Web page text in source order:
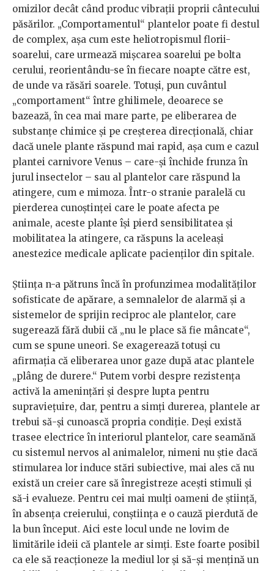
omizilor decât când produc vibrații proprii cântecului
păsărilor. „Comportamentul“ plantelor poate fi destul
de complex, așa cum este heliotropismul florii-
soarelui, care urmează mișcarea soarelui pe bolta
cerului, reorientându-se în fiecare noapte către est,
de unde va răsări soarele. Totuși, pun cuvântul
„comportament“ între ghilimele, deoarece se
bazează, în cea mai mare parte, pe eliberarea de
substanțe chimice și pe creșterea direcțională, chiar
dacă unele plante răspund mai rapid, așa cum e cazul
plantei carnivore Venus – care-și închide frunza în
jurul insectelor – sau al plantelor care răspund la
atingere, cum e mimoza. Într-o stranie paralelă cu
pierderea cunoștinței care le poate afecta pe
animale, aceste plante își pierd sensibilitatea și
mobilitatea la atingere, ca răspuns la aceleași
anestezice medicale aplicate pacienților din spitale.
Știința n-a pătruns încă în profunzimea modalităților
sofisticate de apărare, a semnalelor de alarmă și a
sistemelor de sprijin reciproc ale plantelor, care
sugerează fără dubii că „nu le place să fie mâncate“,
cum se spune uneori. Se exagerează totuși cu
afirmația că eliberarea unor gaze după atac plantele
„plâng de durere.“ Putem vorbi despre rezistența
activă la amenințări și despre lupta pentru
supraviețuire, dar, pentru a simți durerea, plantele ar
trebui să-și cunoască propria condiție. Deși există
trasee electrice în interiorul plantelor, care seamănă
cu sistemul nervos al animalelor, nimeni nu ştie dacă
stimularea lor induce stări subiective, mai ales că nu
există un creier care să înregistreze acești stimuli și
să-i evalueze. Pentru cei mai mulți oameni de știință,
în absența creierului, conștiința e o cauză pierdută de
la bun început. Aici este locul unde ne lovim de
limitările ideii că plantele ar simți. Este foarte posibil
ca ele să reacționeze la mediul lor și să-și mențină un